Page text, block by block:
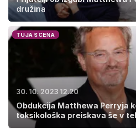
družina
TUJA SCENA
30. 10. 2023 12.20
Obdukcija Matthewa Perryja
toksikološka preiskava še v